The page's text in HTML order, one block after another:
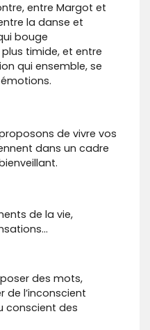
entre Margot et
la danse et
bouge
timide, et entre
qui ensemble, se
de vivre vos
dans un cadre
de la vie,
des mots,
de l’inconscient
conscient des